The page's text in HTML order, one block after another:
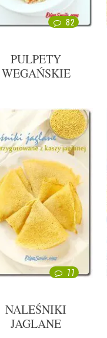
82
PULPETY
WEGAŃSKIE
77
NALEŚNIKI
JAGLANE